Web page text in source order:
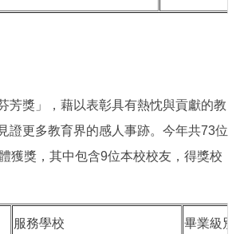
芳獎」，藉以表彰具有熱忱與貢獻的教
證更多教育界的感人事跡。今年共73位
獲獎，其中包含9位本校校友，得獎校
服務學校 畢業級別